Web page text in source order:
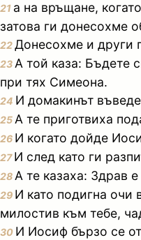
21 а на връщане,
затова ги донесохме
22Донесохме и други
23 А той каза: Бъдете
при тях Симеона.
24 И домакинът
25 А те приготвиха
26 И когато дойде
27И след като ги
28 А те казаха: Здрав
29 И като подигна очи
милостив към тебе,
30 И Иосиф бързо се